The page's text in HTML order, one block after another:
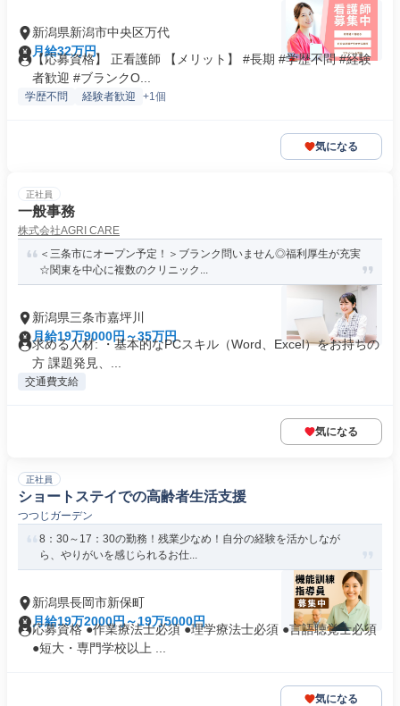
新潟県新潟市中央区万代
月給32万円
【応募資格】 正看護師 【メリット】 #長期 #学歴不問 #経験
者歓迎 #ブランクO...
学歴不問 経験者歓迎 +1個
気になる
正社員
一般事務
株式会社AGRI CARE
＜三条市にオープン予定！＞ブランク問いません◎福利厚生が充実
☆関東を中心に複数のクリニック...
新潟県三条市嘉坪川
月給19万9000円～35万円
求める人材: ・基本的なPCスキル（Word、Excel）をお持ちの
方 課題発見、...
交通費支給
気になる
正社員
ショートステイでの高齢者生活支援
つつじガーデン
8：30～17：30の勤務！残業少なめ！自分の経験を活かしなが
ら、やりがいを感じられるお仕...
新潟県長岡市新保町
月給19万2000円～19万5000円
応募資格 ●作業療法士必須 ●理学療法士必須 ●言語聴覚士必須
●短大・専門学校以上 ...
気になる